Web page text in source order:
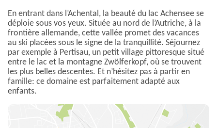
En entrant dans l’Achental, la beauté du lac Achensee se
déploie sous vos yeux. Située au nord de l’Autriche, à la
frontière allemande, cette vallée promet des vacances
au ski placées sous le signe de la tranquillité. Séjournez
par exemple à Pertisau, un petit village pittoresque situé
entre le lac et la montagne Zwölferkopf, où se trouvent
les plus belles descentes. Et n’hésitez pas à partir en
famille: ce domaine est parfaitement adapté aux
enfants.